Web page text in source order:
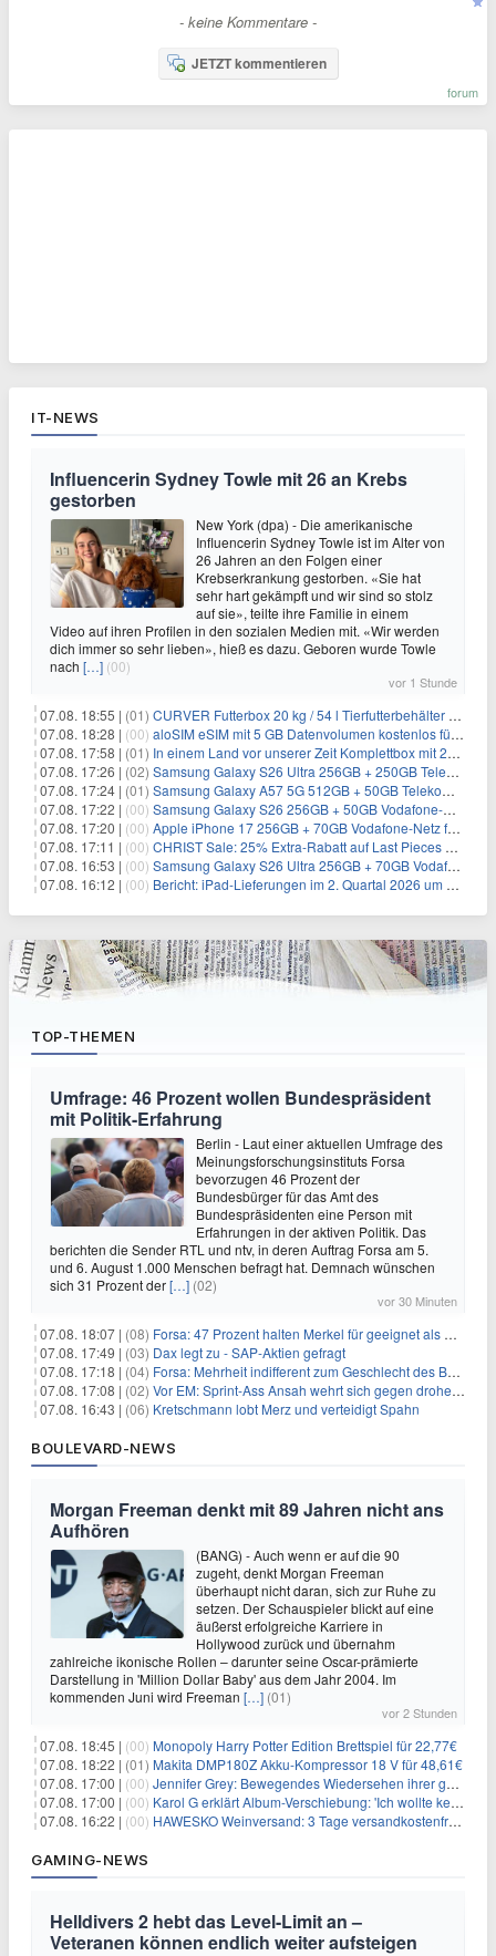
- keine Kommentare -
JETZT kommentieren
forum
IT-NEWS
Influencerin Sydney Towle mit 26 an Krebs
gestorben
New York (dpa) - Die amerikanische
Influencerin Sydney Towle ist im Alter von
26 Jahren an den Folgen einer
Krebserkrankung gestorben. «Sie hat
sehr hart gekämpft und wir sind so stolz
auf sie», teilte ihre Familie in einem
Video auf ihren Profilen in den sozialen Medien mit. «Wir werden
dich immer so sehr lieben», hieß es dazu. Geboren wurde Towle
nach […] (00)
vor 1 Stunde
07.08. 18:55 | (01) CURVER Futterbox 20 kg / 54 l Tierfutterbehälter mit Rollen für 19,99€
07.08. 18:28 | (00) aloSIM eSIM mit 5 GB Datenvolumen kostenlos für Windscribe-Pro-Nutzer
07.08. 17:58 | (01) In einem Land vor unserer Zeit Komplettbox mit 27 DVDs für 59,49€
07.08. 17:26 | (02) Samsung Galaxy S26 Ultra 256GB + 250GB Telekom-Netz für 34€/Monat (effektiv 5,42€/Monat)
07.08. 17:24 | (01) Samsung Galaxy A57 5G 512GB + 50GB Telekom-Netz für 20€/Monat (effektiv 3,33€/Monat)
07.08. 17:22 | (00) Samsung Galaxy S26 256GB + 50GB Vodafone-Netz für 19,99€/Monat (effektiv 1,26€/Monat)
07.08. 17:20 | (00) Apple iPhone 17 256GB + 70GB Vodafone-Netz für 34,99€/Monat (effektiv 6,41€/Monat)
07.08. 17:11 | (00) CHRIST Sale: 25% Extra-Rabatt auf Last Pieces bei Schmuck & Uhren
07.08. 16:53 | (00) Samsung Galaxy S26 Ultra 256GB + 70GB Vodafone-Netz für 34,99€/Monat (effektiv 4,74€/Monat)
07.08. 16:12 | (00) Bericht: iPad-Lieferungen im 2. Quartal 2026 um 7,5 Prozent gesunken
TOP-THEMEN
Umfrage: 46 Prozent wollen Bundespräsident
mit Politik-Erfahrung
Berlin - Laut einer aktuellen Umfrage des
Meinungsforschungsinstituts Forsa
bevorzugen 46 Prozent der
Bundesbürger für das Amt des
Bundespräsidenten eine Person mit
Erfahrungen in der aktiven Politik. Das
berichten die Sender RTL und ntv, in deren Auftrag Forsa am 5.
und 6. August 1.000 Menschen befragt hat. Demnach wünschen
sich 31 Prozent der[…] (02)
vor 30 Minuten
07.08. 18:07 | (08) Forsa: 47 Prozent halten Merkel für geeignet als Bundespräsidentin
07.08. 17:49 | (03) Dax legt zu - SAP-Aktien gefragt
07.08. 17:18 | (04) Forsa: Mehrheit indifferent zum Geschlecht des Bundespräsidenten
07.08. 17:08 | (02) Vor EM: Sprint-Ass Ansah wehrt sich gegen drohende Sperre
07.08. 16:43 | (06) Kretschmann lobt Merz und verteidigt Spahn
BOULEVARD-NEWS
Morgan Freeman denkt mit 89 Jahren nicht ans
Aufhören
(BANG) - Auch wenn er auf die 90
zugeht, denkt Morgan Freeman
überhaupt nicht daran, sich zur Ruhe zu
setzen. Der Schauspieler blickt auf eine
äußerst erfolgreiche Karriere in
Hollywood zurück und übernahm
zahlreiche ikonische Rollen – darunter seine Oscar-prämierte
Darstellung in 'Million Dollar Baby' aus dem Jahr 2004. Im
kommenden Juni wird Freeman […] (01)
vor 2 Stunden
07.08. 18:45 | (00) Monopoly Harry Potter Edition Brettspiel für 22,77€
07.08. 18:22 | (01) Makita DMP180Z Akku-Kompressor 18 V für 48,61€
07.08. 17:00 | (00) Jennifer Grey: Bewegendes Wiedersehen ihrer geschiedenen Eltern kurz vor dem Tod ihrer Mutter
07.08. 17:00 | (00) Karol G erklärt Album-Verschiebung: 'Ich wollte keine persönliche Situation ausnutzen'
07.08. 16:22 | (00) HAWESKO Weinversand: 3 Tage versandkostenfrei bestellen (MBW 25€)
GAMING-NEWS
Helldivers 2 hebt das Level-Limit an –
Veteranen können endlich weiter aufsteigen